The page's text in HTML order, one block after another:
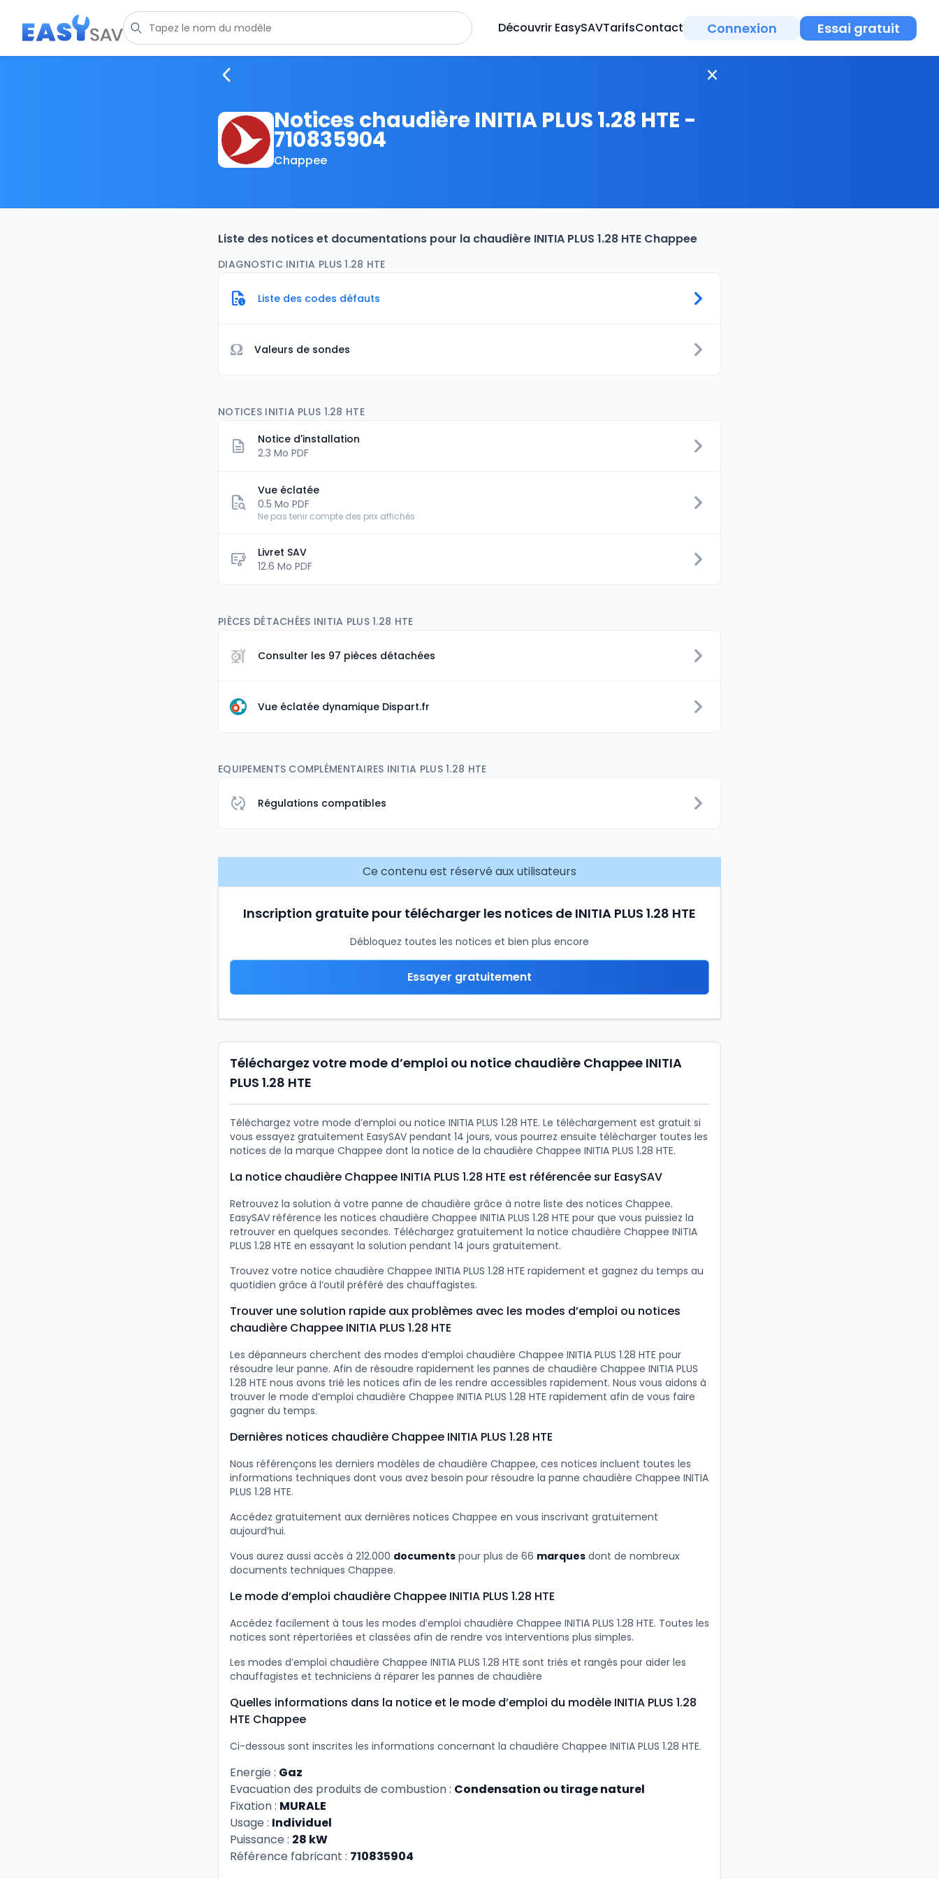
Découvrir EasySAVTarifsContact Connexion Essai gratuit
Notices chaudière INITIA PLUS 1.28 HTE -
710835904
Chappee
Liste des notices et documentations pour la chaudière INITIA PLUS 1.28 HTE Chappee
DIAGNOSTIC INITIA PLUS 1.28 HTE
Liste des codes défauts
Ω Valeurs de sondes
NOTICES INITIA PLUS 1.28 HTE
Notice d'installation
2.3 Mo PDF
Vue éclatée
0.5 Mo PDF
Ne pas tenir compte des prix affichés
flowsheet
Livret SAV
12.6 Mo PDF
PIÈCES DÉTACHÉES INITIA PLUS 1.28 HTE
Consulter les 97 pièces détachées
Vue éclatée dynamique Dispart.fr
EQUIPEMENTS COMPLÉMENTAIRES INITIA PLUS 1.28 HTE
Régulations compatibles
Ce contenu est réservé aux utilisateurs
Inscription gratuite pour télécharger les notices de INITIA PLUS 1.28 HTE
Débloquez toutes les notices et bien plus encore
Essayer gratuitement
Téléchargez votre mode d’emploi ou notice chaudière Chappee INITIA
PLUS 1.28 HTE
Téléchargez votre mode d’emploi ou notice INITIA PLUS 1.28 HTE. Le téléchargement est gratuit si
vous essayez gratuitement EasySAV pendant 14 jours, vous pourrez ensuite télécharger toutes les
notices de la marque Chappee dont la notice de la chaudière Chappee INITIA PLUS 1.28 HTE.
La notice chaudière Chappee INITIA PLUS 1.28 HTE est référencée sur EasySAV
Retrouvez la solution à votre panne de chaudière grâce à notre liste des notices Chappee.
EasySAV référence les notices chaudière Chappee INITIA PLUS 1.28 HTE pour que vous puissiez la
retrouver en quelques secondes. Téléchargez gratuitement la notice chaudière Chappee INITIA
PLUS 1.28 HTE en essayant la solution pendant 14 jours gratuitement.
Trouvez votre notice chaudière Chappee INITIA PLUS 1.28 HTE rapidement et gagnez du temps au
quotidien grâce à l’outil préféré des chauffagistes.
Trouver une solution rapide aux problèmes avec les modes d’emploi ou notices
chaudière Chappee INITIA PLUS 1.28 HTE
Les dépanneurs cherchent des modes d’emploi chaudière Chappee INITIA PLUS 1.28 HTE pour
résoudre leur panne. Afin de résoudre rapidement les pannes de chaudière Chappee INITIA PLUS
1.28 HTE nous avons trié les notices afin de les rendre accessibles rapidement. Nous vous aidons à
trouver le mode d’emploi chaudière Chappee INITIA PLUS 1.28 HTE rapidement afin de vous faire
gagner du temps.
Dernières notices chaudière Chappee INITIA PLUS 1.28 HTE
Nous référençons les derniers modèles de chaudière Chappee, ces notices incluent toutes les
informations techniques dont vous avez besoin pour résoudre la panne chaudière Chappee INITIA
PLUS 1.28 HTE.
Accédez gratuitement aux dernières notices Chappee en vous inscrivant gratuitement
aujourd’hui.
Vous aurez aussi accès à 212.000 documents pour plus de 66 marques dont de nombreux
documents techniques Chappee.
Le mode d’emploi chaudière Chappee INITIA PLUS 1.28 HTE
Accédez facilement à tous les modes d’emploi chaudière Chappee INITIA PLUS 1.28 HTE. Toutes les
notices sont répertoriées et classées afin de rendre vos interventions plus simples.
Les modes d’emploi chaudière Chappee INITIA PLUS 1.28 HTE sont triés et rangés pour aider les
chauffagistes et techniciens à réparer les pannes de chaudière
Quelles informations dans la notice et le mode d’emploi du modèle INITIA PLUS 1.28
HTE Chappee
Ci-dessous sont inscrites les informations concernant la chaudière Chappee INITIA PLUS 1.28 HTE.
Energie : Gaz
Evacuation des produits de combustion : Condensation ou tirage naturel
Fixation : MURALE
Usage : Individuel
Puissance : 28 kW
Référence fabricant : 710835904